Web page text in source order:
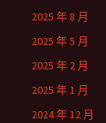
2025 年 8 月
2025 年 5 月
2025 年 2 月
2025 年 1 月
2024 年 12 月